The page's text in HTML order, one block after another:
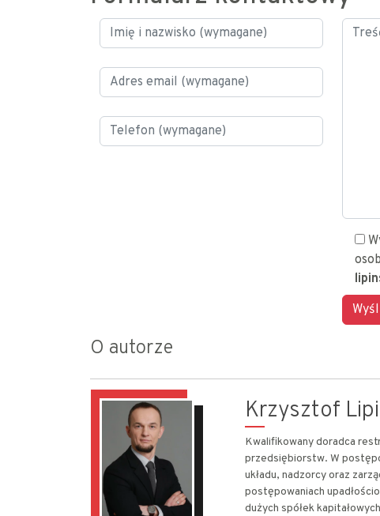
O autorze
Krzysztof
Kwalifikowany doradca
przedsiębiorstw. W
układu, nadzorcy oraz
postępowaniach
dużych spółek